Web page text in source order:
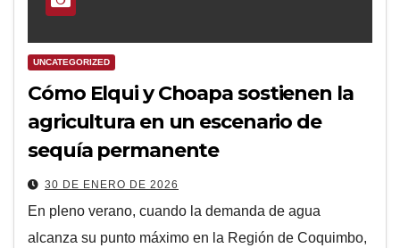
UNCATEGORIZED
Cómo Elqui y Choapa sostienen la
agricultura en un escenario de
sequía permanente
30 DE ENERO DE 2026
En pleno verano, cuando la demanda de agua
alcanza su punto máximo en la Región de Coquimbo,